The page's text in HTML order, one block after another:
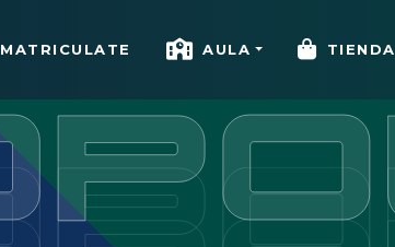
MATRICULATE AULA TIENDA